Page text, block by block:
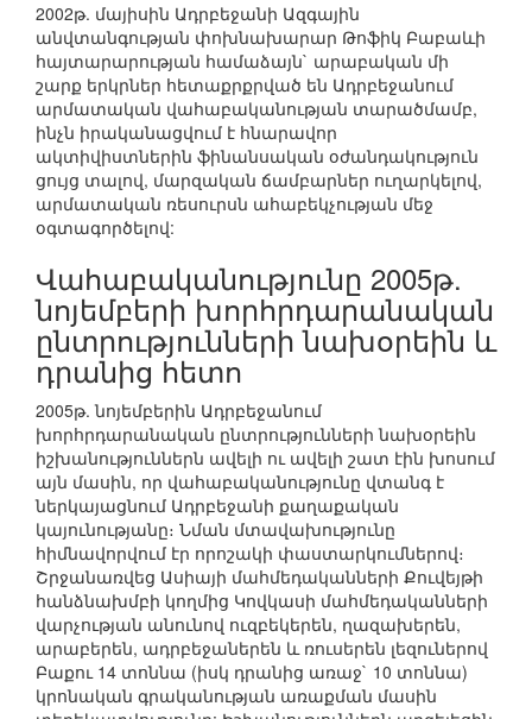
2002թ. մայիսին Ադրբեջանի Ազգային
անվտանգության փոխնախարար Թոֆիկ Բաբաևի
հայտարարության համաձայն` արաբական մի
շարք երկրներ հետաքրքրված են Ադրբեջանում
արմատական վահաբականության տարածմամբ,
ինչն իրականացվում է հնարավոր
ակտիվիստներին ֆինանսական օժանդակություն
ցույց տալով, մարզական ճամբարներ ուղարկելով,
արմատական ռեսուրսն ահաբեկչության մեջ
օգտագործելով:
Վահաբականությունը 2005թ.
նոյեմբերի խորհրդարանական
ընտրությունների նախօրեին և
դրանից հետո
2005թ. նոյեմբերին Ադրբեջանում
խորհրդարանական ընտրությունների նախօրեին
իշխանություններն ավելի ու ավելի շատ էին խոսում
այն մասին, որ վահաբականությունը վտանգ է
ներկայացնում Ադրբեջանի քաղաքական
կայունությանը։ Նման մտավախությունը
հիմնավորվում էր որոշակի փաստարկումներով։
Շրջանառվեց Ասիայի մահմեդականների Քուվեյթի
հանձնախմբի կողմից Կովկասի մահմեդականների
վարչության անունով ուզբեկերեն, ղազախերեն,
արաբերեն, ադրբեջաներեն և ռուսերեն լեզուներով
Բաքու 14 տոննա (իսկ դրանից առաջ` 10 տոննա)
կրոնական գրականության առաքման մասին